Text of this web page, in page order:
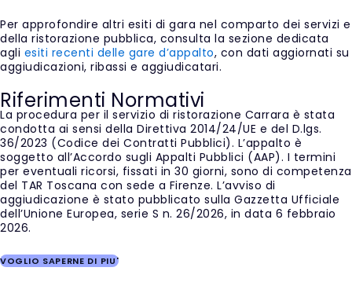
Per approfondire altri esiti di gara nel comparto dei servizi e
della ristorazione pubblica, consulta la sezione dedicata
agli esiti recenti delle gare d’appalto, con dati aggiornati su
aggiudicazioni, ribassi e aggiudicatari.
Riferimenti Normativi
La procedura per il servizio di ristorazione Carrara è stata
condotta ai sensi della Direttiva 2014/24/UE e del D.lgs.
36/2023 (Codice dei Contratti Pubblici). L’appalto è
soggetto all’Accordo sugli Appalti Pubblici (AAP). I termini
per eventuali ricorsi, fissati in 30 giorni, sono di competenza
del TAR Toscana con sede a Firenze. L’avviso di
aggiudicazione è stato pubblicato sulla Gazzetta Ufficiale
dell’Unione Europea, serie S n. 26/2026, in data 6 febbraio
2026.
VOGLIO SAPERNE DI PIU'